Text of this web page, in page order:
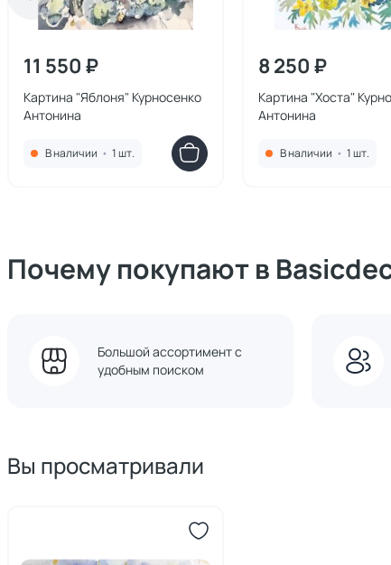
11 550 ₽
Картина "Яблоня" Курносенко
Антонина
В наличии • 1 шт.
8 250 ₽
Картина "Хоста"
Антонина
В наличии • 1 шт.
Почему покупают в
Большой ассортимент с
удобным поиском
Вы просматривали